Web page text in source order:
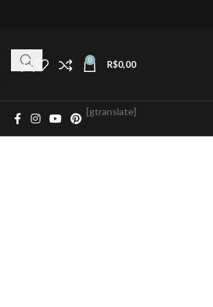
0 R$0,00
[gtranslate]